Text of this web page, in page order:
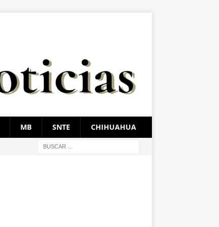
MB SNTE CHIHUAHUA